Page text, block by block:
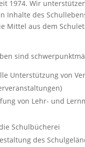
1974. Wir
Inhalte des
Mittel aus dem
sind
Unterstützung von
von Lehr- und
Schulbücherei
des